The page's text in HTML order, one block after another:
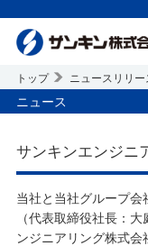
トップ ニュースリリー
ニュース
サンキンエンジニ
当社と当社グループ会
（代表取締役社長：
ンジニアリング株式